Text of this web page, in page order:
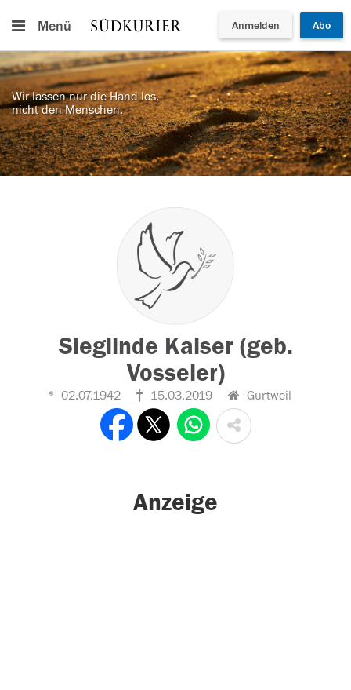
Menü Anmelden Abo
Wir lassen nur die Hand los,
nicht den Menschen.
Sieglinde Kaiser (geb.
Vosseler)
02.07.1942 15.03.2019 Gurtweil
Anzeige